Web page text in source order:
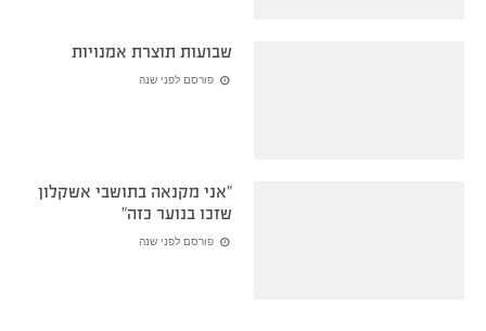
שבועות תוצרת אמנויות
פורסם לפני שנה
״אני מקנאה בתושבי אשקלון
שזכו בנוער כזה״
פורסם לפני שנה